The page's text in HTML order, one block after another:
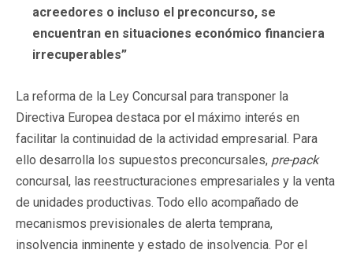
acreedores o incluso el preconcurso, se
encuentran en situaciones económico financiera
irrecuperables”
La reforma de la Ley Concursal para transponer la
Directiva Europea destaca por el máximo interés en
facilitar la continuidad de la actividad empresarial. Para
ello desarrolla los supuestos preconcursales, pre-pack
concursal, las reestructuraciones empresariales y la venta
de unidades productivas. Todo ello acompañado de
mecanismos previsionales de alerta temprana,
insolvencia inminente y estado de insolvencia. Por el